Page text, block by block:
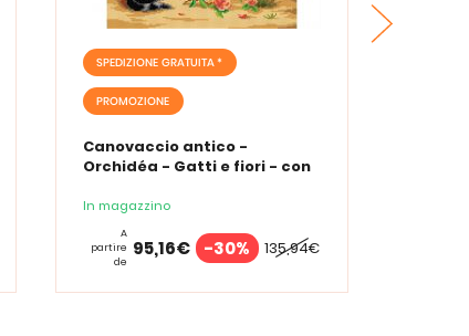
SPEDIZIONE GRATUITA *
PROMOZIONE
Canovaccio antico -
Orchidéa - Gatti e fiori - con
In magazzino
135,94€
A
partire
de
95,16€ -30%